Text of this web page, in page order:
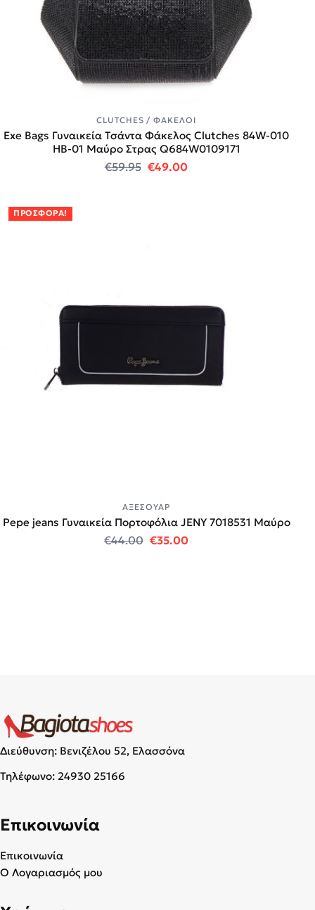
CLUTCHES / ΦΆΚΕΛΟΙ
Exe Bags Γυναικεία Τσάντα Φάκελος Clutches 84W-010
HB-01 Μαύρο Στρας Q684W0109171
€59.95 Original price was: €59.95.
€49.00Η τρέχουσα τιμή
ΠΡΟΣΦΟΡΆ!
ΑΞΕΣΟΥΆΡ
Pepe jeans Γυναικεία Πορτοφόλια JENY 7018531 Μαύρο
€44.00 Original price was: €44.00.
€35.00Η τρέχουσα τιμή
Διεύθυνση: Βενιζέλου 52, Ελασσόνα
Τηλέφωνο: 24930 25166
Επικοινωνία
Επικοινωνία
Ο Λογαριασμός μου